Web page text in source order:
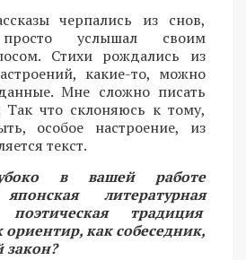
черпались из снов,
услышал своим
Стихи рождались из
какие-то, можно
Мне сложно писать
Так что склоняюсь к тому,
особое настроение, из
текст.
в вашей работе
литературная
традиция
ориентир, как собеседник,
закон?